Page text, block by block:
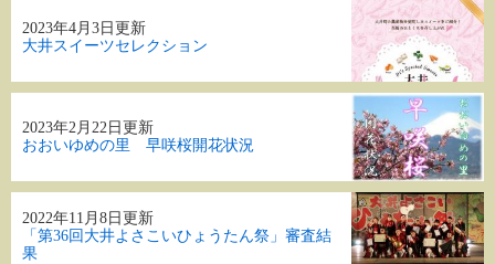
2023年4月3日更新
大井スイーツセレクション
2023年2月22日更新
おおいゆめの里 早咲桜開花状況
2022年11月8日更新
「第36回大井よさこいひょうたん祭」審査結
果